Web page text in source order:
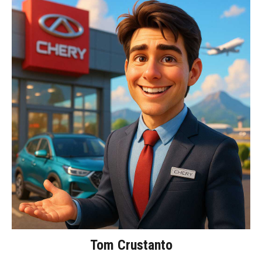
Tom Crustanto